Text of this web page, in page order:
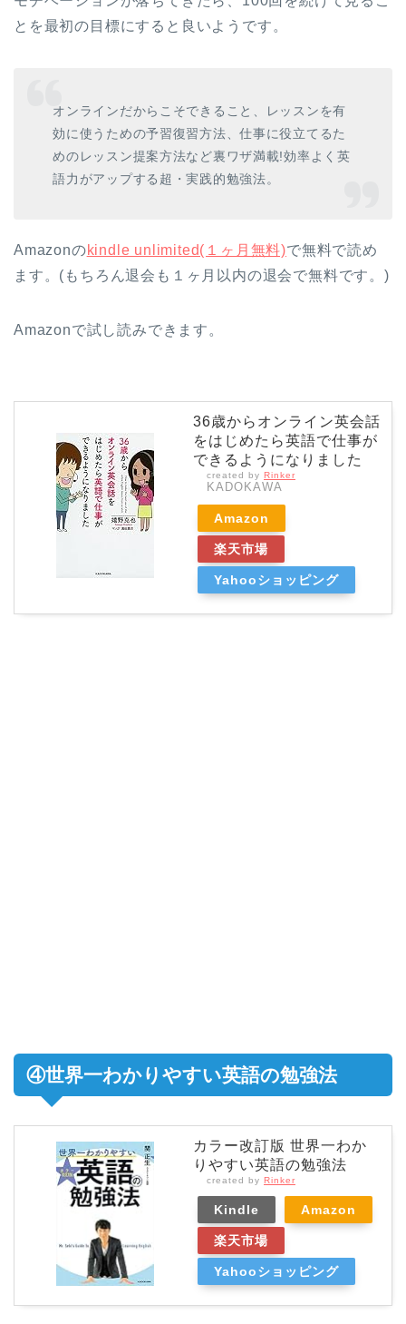
とを最初の目標にすると良いようです。
オンラインだからこそできること、レッスンを有
効に使うための予習復習方法、仕事に役立てるた
めのレッスン提案方法など裏ワザ満載!効率よく英
語力がアップする超・実践的勉強法。
Amazonのkindle unlimited(１ヶ月無料)で無料で読め
ます。(もちろん退会も１ヶ月以内の退会で無料です。)
Amazonで試し読みできます。
36歳からオンライン英会話
をはじめたら英語で仕事が
できるようになりました
created by Rinker
KADOKAWA
Amazon
楽天市場
Yahooショッピング
④世界一わかりやすい英語の勉強法
カラー改訂版 世界一わか
りやすい英語の勉強法
created by Rinker
Kindle Amazon
楽天市場
Yahooショッピング